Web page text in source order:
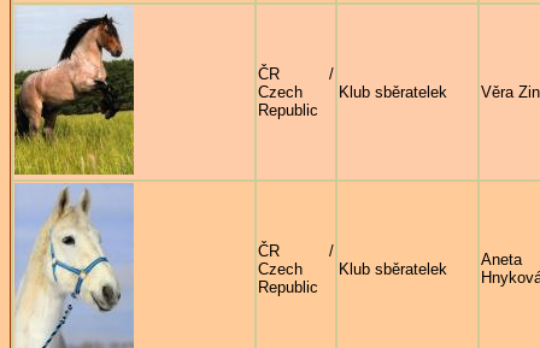
ČR /
Czech
Republic
Klub sběratelek Věra
ČR /
Czech
Republic
Klub sběratelek
Aneta